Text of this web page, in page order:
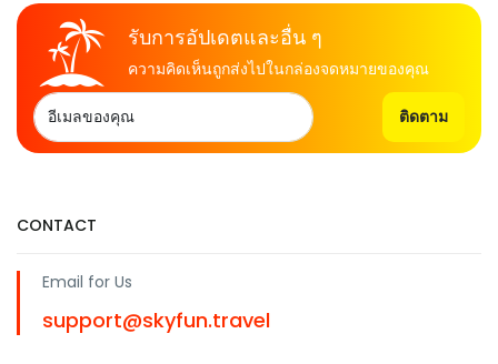
รับการอัปเดตและอื่น ๆ
ความคิดเห็นถูกส่งไปในกล่องจดหมายของคุณ
ติดตาม
CONTACT
Email for Us
support@skyfun.travel